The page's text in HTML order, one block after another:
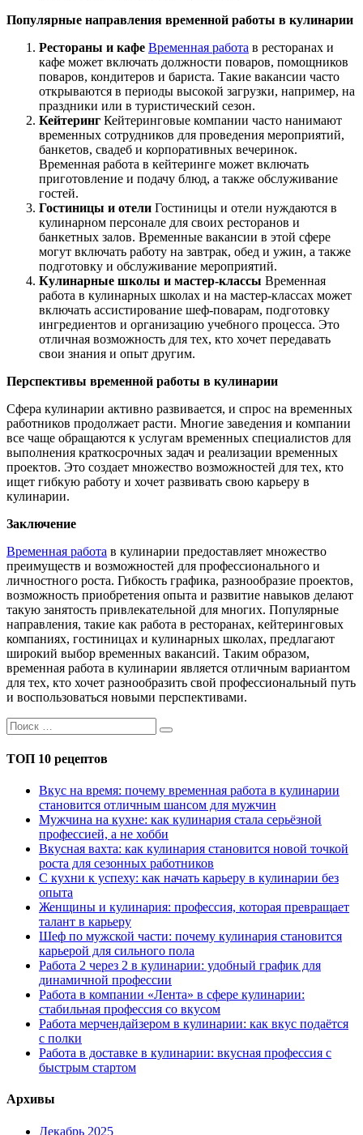
Популярные направления временной работы в кулинарии
Рестораны и кафе Временная работа в ресторанах и
кафе может включать должности поваров, помощников
поваров, кондитеров и бариста. Такие вакансии часто
открываются в периоды высокой загрузки, например, на
праздники или в туристический сезон.
Кейтеринг Кейтеринговые компании часто нанимают
временных сотрудников для проведения мероприятий,
банкетов, свадеб и корпоративных вечеринок.
Временная работа в кейтеринге может включать
приготовление и подачу блюд, а также обслуживание
гостей.
Гостиницы и отели Гостиницы и отели нуждаются в
кулинарном персонале для своих ресторанов и
банкетных залов. Временные вакансии в этой сфере
могут включать работу на завтрак, обед и ужин, а также
подготовку и обслуживание мероприятий.
Кулинарные школы и мастер-классы Временная
работа в кулинарных школах и на мастер-классах может
включать ассистирование шеф-поварам, подготовку
ингредиентов и организацию учебного процесса. Это
отличная возможность для тех, кто хочет передавать
свои знания и опыт другим.
Перспективы временной работы в кулинарии
Сфера кулинарии активно развивается, и спрос на временных
работников продолжает расти. Многие заведения и компании
все чаще обращаются к услугам временных специалистов для
выполнения краткосрочных задач и реализации временных
проектов. Это создает множество возможностей для тех, кто
ищет гибкую работу и хочет развивать свою карьеру в
кулинарии.
Заключение
Временная работа в кулинарии предоставляет множество
преимуществ и возможностей для профессионального и
личностного роста. Гибкость графика, разнообразие проектов,
возможность приобретения опыта и развитие навыков делают
такую занятость привлекательной для многих. Популярные
направления, такие как работа в ресторанах, кейтеринговых
компаниях, гостиницах и кулинарных школах, предлагают
широкий выбор временных вакансий. Таким образом,
временная работа в кулинарии является отличным вариантом
для тех, кто хочет разнообразить свой профессиональный путь
и воспользоваться новыми перспективами.
ТОП 10 рецептов
Вкус на время: почему временная работа в кулинарии
становится отличным шансом для мужчин
Мужчина на кухне: как кулинария стала серьёзной
профессией, а не хобби
Вкусная вахта: как кулинария становится новой точкой
роста для сезонных работников
С кухни к успеху: как начать карьеру в кулинарии без
опыта
Женщины и кулинария: профессия, которая превращает
талант в карьеру
Шеф по мужской части: почему кулинария становится
карьерой для сильного пола
Работа 2 через 2 в кулинарии: удобный график для
динамичной профессии
Работа в компании «Лента» в сфере кулинарии:
стабильная профессия со вкусом
Работа мерчендайзером в кулинарии: как вкус подаётся
с полки
Работа в доставке в кулинарии: вкусная профессия с
быстрым стартом
Архивы
Декабрь 2025